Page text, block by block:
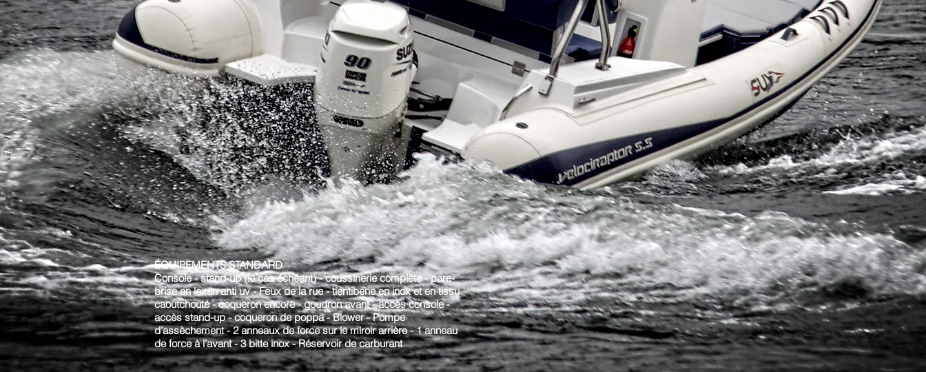
ÉQUIPEMENTS STANDARD
Console - stand-up (le cas échéant) - coussinerie complète - pare-
brise en lexan anti uv - Feux de la rue - tientibene en inox et en tissu
caoutchouté - coqueron encore - goudron avant - accès console -
accès stand-up - coqueron de poppa - Blower - Pompe
d’assèchement - 2 anneaux de force sur le miroir arrière - 1 anneau
de force à l’avant - 3 bitte inox - Réservoir de carburant